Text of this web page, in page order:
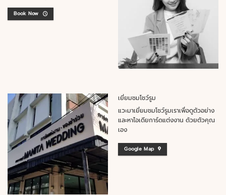
Book Now
เยี่ยมชมโชว์รูม
แวะมาเยี่ยมชมโชว์รูมเราเพื่อดูตัวอย่าง
และหาไอเดียการ์ดแต่งงาน ด้วยตัวคุณ
เอง
Google Map